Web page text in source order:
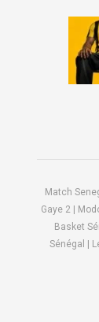
Match
Gaye 2 |
Basket
Sénégal |